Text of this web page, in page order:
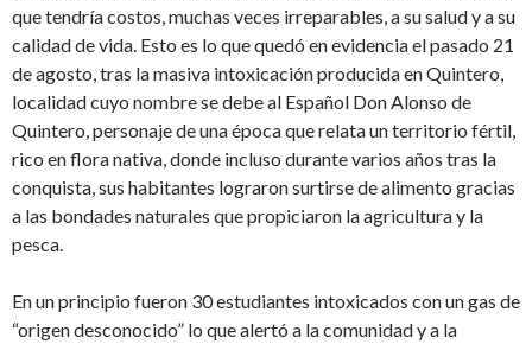
que tendría costos, muchas veces irreparables, a su salud y a su
calidad de vida. Esto es lo que quedó en evidencia el pasado 21
de agosto, tras la masiva intoxicación producida en Quintero,
localidad cuyo nombre se debe al Español Don Alonso de
Quintero, personaje de una época que relata un territorio fértil,
rico en flora nativa, donde incluso durante varios años tras la
conquista, sus habitantes lograron surtirse de alimento gracias
a las bondades naturales que propiciaron la agricultura y la
pesca.
En un principio fueron 30 estudiantes intoxicados con un gas de
“origen desconocido” lo que alertó a la comunidad y a la